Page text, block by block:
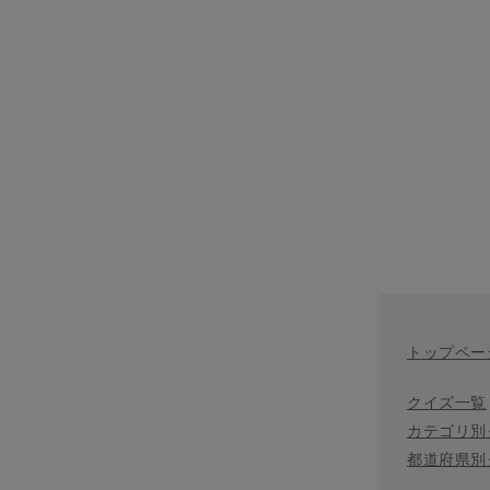
トップペー
クイズ一覧
カテゴリ
都道府県